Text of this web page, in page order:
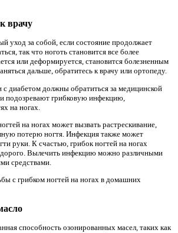
врачу
уход за собой, если состояние продолжает
так что ноготь становится все более
или деформируется, становится болезненным
дальше, обратитесь к врачу или ортопеду.
диабетом должны обратиться за медицинской
подозревают грибковую инфекцию,
на ногах.
на ногах может вызвать растрескивание,
потерю ногтя. Инфекция также может
руки. К счастью, грибок ногтей на ногах
Вылечить инфекцию можно различными
средствами.
с грибком ногтей на ногах в домашних
способность озонированных масел, таких как